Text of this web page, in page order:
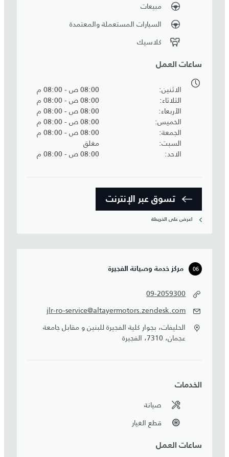
مبيعات
السيارات المستعملة والمعتمدة
كلاسيك
ساعات العمل
الاثنين
08:00 ص - 08:00 م
الثلاثاء
08:00 ص - 08:00 م
الأربعاء
08:00 ص - 08:00 م
الخميس
08:00 ص - 08:00 م
الجمعة
08:00 ص - 08:00 م
السبت
مغلق
الاحد
08:00 ص - 08:00 م
تسوق عبر الإنترنت
اعرض على الخريطة
06 مركز خدمة وصيانة الفجيرة
09-2059300
jlr-ro-service@altayermotors.zendesk.com
الحليفات، بجوار كلية الفجيرة للبنين و مقابل جامعة
عجمان، 7310، الفجيرة
الخدمات
صيانة
قطع الغيار
ساعات العمل